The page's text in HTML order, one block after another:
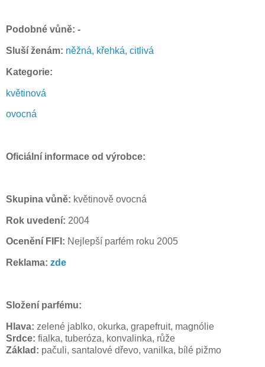
Podobné vůně: -
Sluší ženám: něžná, křehká, citlivá
Kategorie:
květinová
ovocná
Oficiální informace od výrobce:
Skupina vůně: květinově ovocná
Rok uvedení: 2004
Ocenění FIFI: Nejlepší parfém roku 2005
Reklama: zde
Složení parfému:
Hlava: zelené jablko, okurka, grapefruit, magnólie
Srdce: fialka, tuberóza, konvalinka, růže
Základ: pačuli, santalové dřevo, vanilka, bílé pižmo